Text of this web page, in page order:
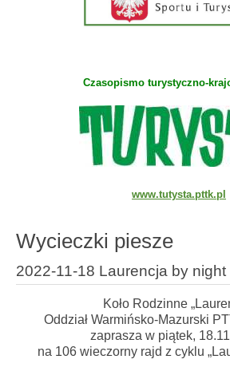
Czasopismo turystyczno-
www.tutysta.pttk.pl
Wycieczki piesze
2022-11-18 Laurencja by night
Koło Rodzinne
Oddział Warmińsko-Mazurski
zaprasza w piątek,
na 106 wieczorny rajd z cyklu